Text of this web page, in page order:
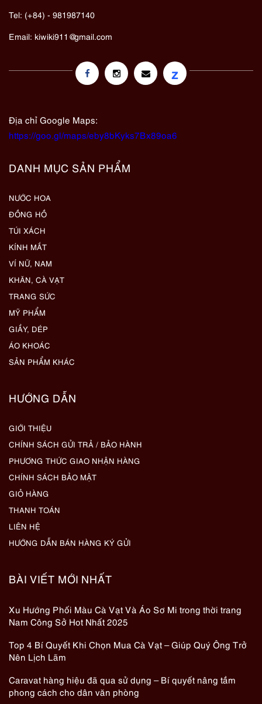
Tel: (+84) - 981987140
Email: kiwiki911@gmail.com
z
Địa chỉ Google Maps:
https://goo.gl/maps/eby8bKyks7Bx89oa6
DANH MỤC SẢN PHẨM
NƯỚC HOA
ĐỒNG HỒ
TÚI XÁCH
KÍNH MẮT
VÍ NỮ, NAM
KHĂN, CÀ VẠT
TRANG SỨC
MỸ PHẨM
GIẦY, DÉP
ÁO KHOÁC
SẢN PHẨM KHÁC
HƯỚNG DẪN
GIỚI THIỆU
CHÍNH SÁCH GỬI TRẢ / BẢO HÀNH
PHƯƠNG THỨC GIAO NHẬN HÀNG
CHÍNH SÁCH BẢO MẬT
GIỎ HÀNG
THANH TOÁN
LIÊN HỆ
HƯỚNG DẪN BÁN HÀNG KÝ GỬI
BÀI VIẾT MỚI NHẤT
Xu Hướng Phối Màu Cà Vạt Và Áo Sơ Mi trong thời trang
Nam Công Sở Hot Nhất 2025
Top 4 Bí Quyết Khi Chọn Mua Cà Vạt – Giúp Quý Ông Trở
Nên Lịch Lãm
Caravat hàng hiệu đã qua sử dụng – Bí quyết nâng tầm
phong cách cho dân văn phòng